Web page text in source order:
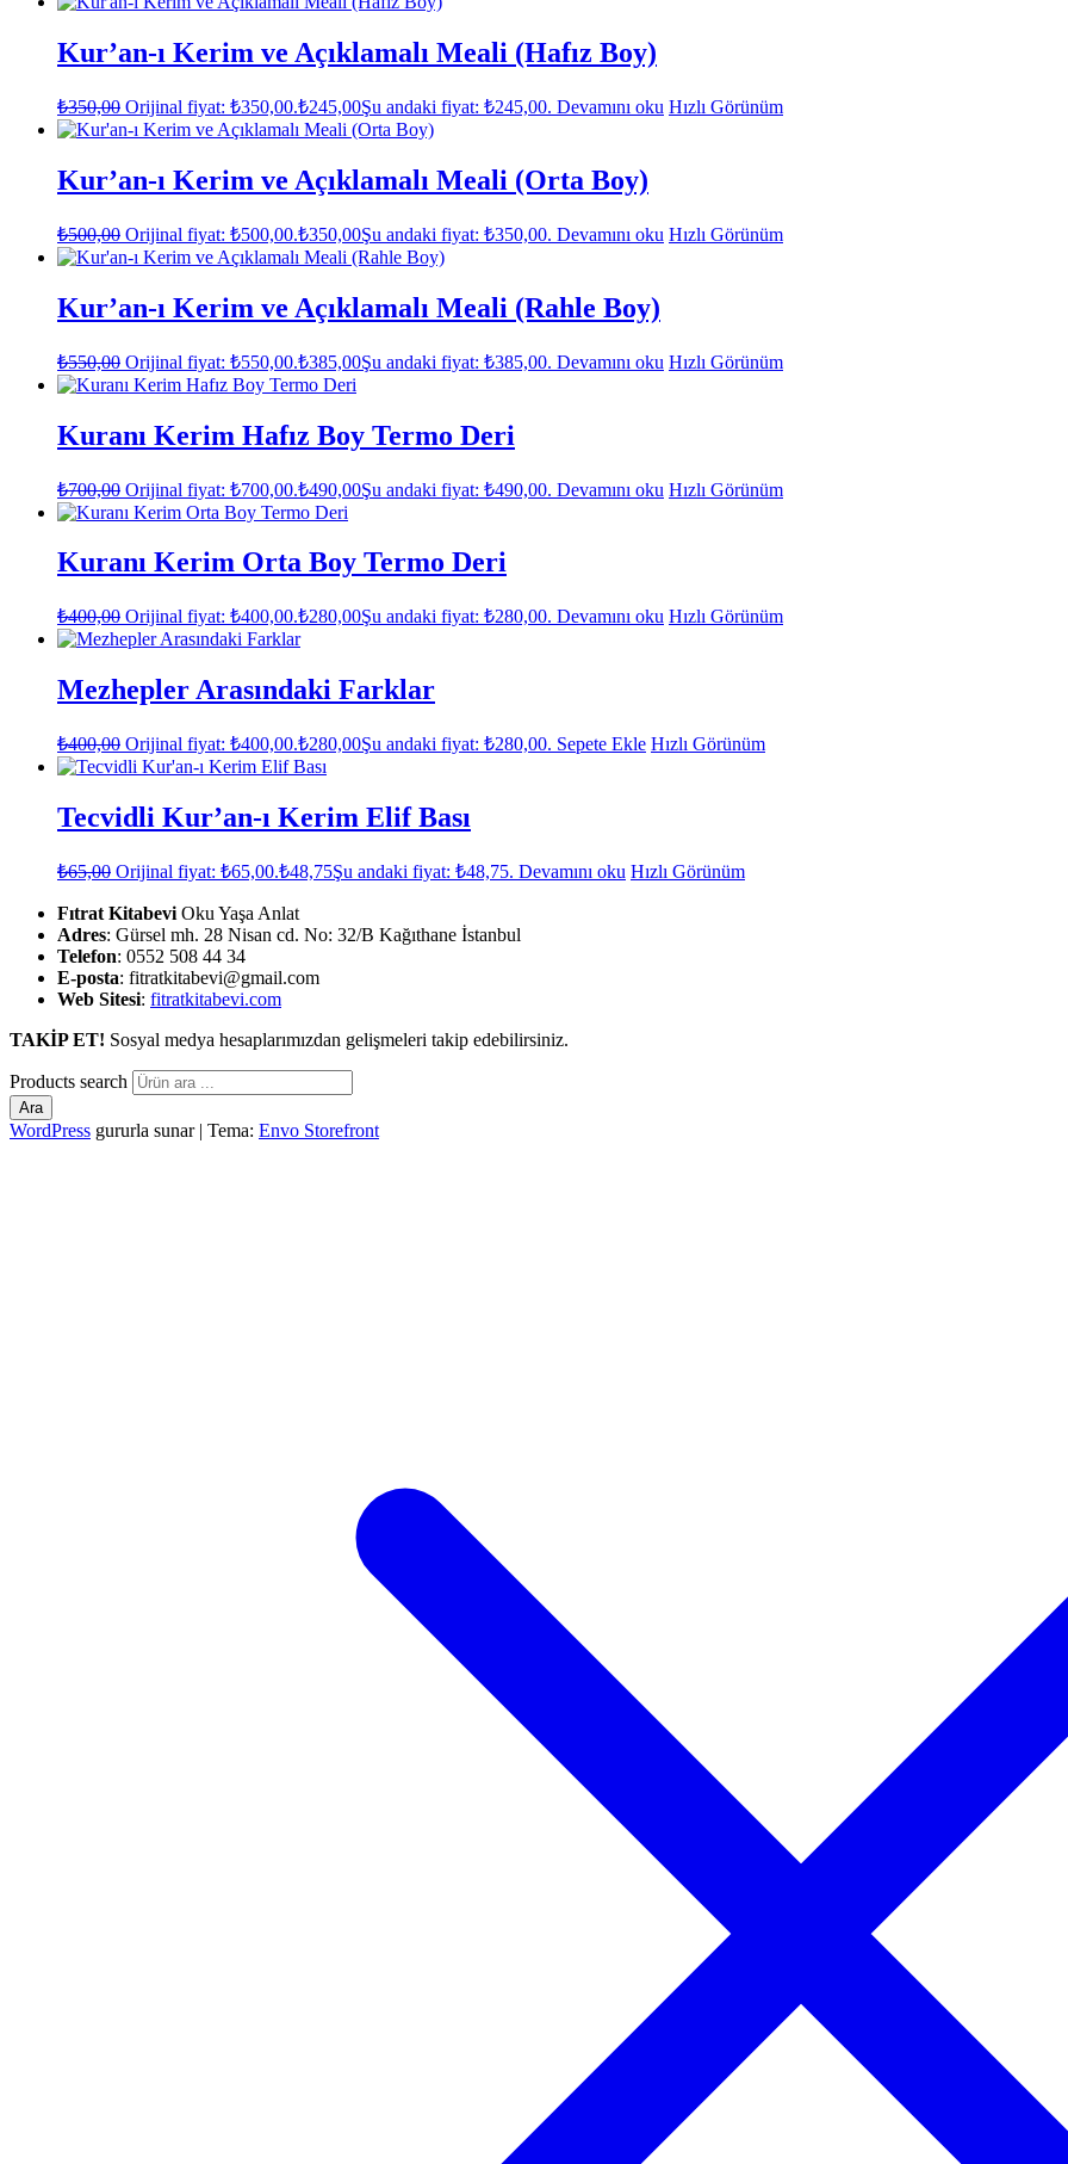
Kur’an-ı Kerim ve Açıklamalı Meali (Hafız Boy)
₺350,00 Orijinal fiyat: ₺350,00.₺245,00Şu andaki fiyat: ₺245,00. Devamını oku Hızlı Görünüm
Kur’an-ı Kerim ve Açıklamalı Meali (Orta Boy)
₺500,00 Orijinal fiyat: ₺500,00.₺350,00Şu andaki fiyat: ₺350,00. Devamını oku Hızlı Görünüm
Kur’an-ı Kerim ve Açıklamalı Meali (Rahle Boy)
₺550,00 Orijinal fiyat: ₺550,00.₺385,00Şu andaki fiyat: ₺385,00. Devamını oku Hızlı Görünüm
Kuranı Kerim Hafız Boy Termo Deri
₺700,00 Orijinal fiyat: ₺700,00.₺490,00Şu andaki fiyat: ₺490,00. Devamını oku Hızlı Görünüm
Kuranı Kerim Orta Boy Termo Deri
₺400,00 Orijinal fiyat: ₺400,00.₺280,00Şu andaki fiyat: ₺280,00. Devamını oku Hızlı Görünüm
Mezhepler Arasındaki Farklar
₺400,00 Orijinal fiyat: ₺400,00.₺280,00Şu andaki fiyat: ₺280,00. Sepete Ekle Hızlı Görünüm
Tecvidli Kur’an-ı Kerim Elif Bası
₺65,00 Orijinal fiyat: ₺65,00.₺48,75Şu andaki fiyat: ₺48,75. Devamını oku Hızlı Görünüm
Fıtrat Kitabevi Oku Yaşa Anlat
Adres: Gürsel mh. 28 Nisan cd. No: 32/B Kağıthane İstanbul
Telefon: 0552 508 44 34
E-posta: fitratkitabevi@gmail.com
Web Sitesi: fitratkitabevi.com
TAKİP ET! Sosyal medya hesaplarımızdan gelişmeleri takip edebilirsiniz.
Products search
Ara
WordPress gururla sunar | Tema: Envo Storefront